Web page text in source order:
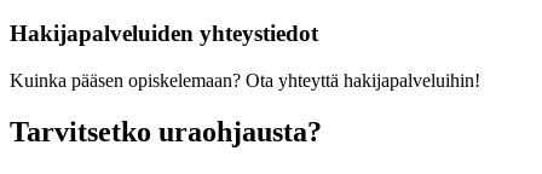
Hakijapalveluiden yhteystiedot
Kuinka pääsen opiskelemaan? Ota yhteyttä hakijapalveluihin!
Tarvitsetko uraohjausta?